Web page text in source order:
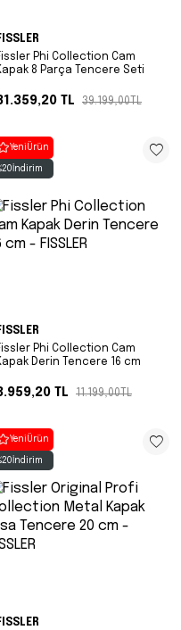
Phi Collection Cam
8 Parça Tencere Seti
TL 39.199,00TL
Yeni Ürün
20 İndirim
Phi Collection Cam
Derin Tencere 16 cm
TL 11.199,00TL
Yeni Ürün
20 İndirim